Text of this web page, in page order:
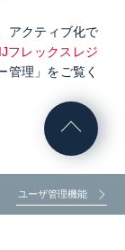
アクティブ化で
フレックスレジ
管理」をご覧く
ユーザ管理機能